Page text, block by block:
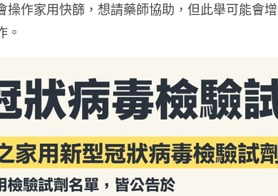
操作家用快篩，想請藥師協助，但此舉可能會
。